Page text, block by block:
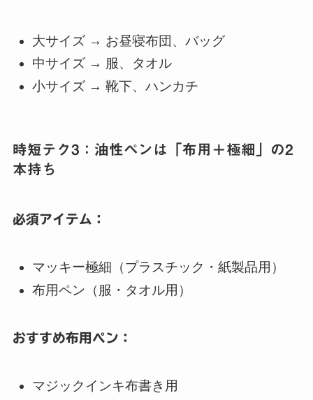
大サイズ → お昼寝布団、バッグ
中サイズ → 服、タオル
小サイズ → 靴下、ハンカチ
時短テク3：油性ペンは「布用＋極細」の2
本持ち
必須アイテム：
マッキー極細（プラスチック・紙製品用）
布用ペン（服・タオル用）
おすすめ布用ペン：
マジックインキ布書き用